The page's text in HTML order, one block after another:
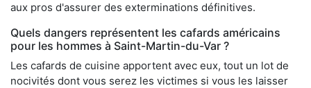
aux pros d'assurer des exterminations définitives.
Quels dangers représentent les cafards américains
pour les hommes à Saint-Martin-du-Var ?
Les cafards de cuisine apportent avec eux, tout un lot de
nocivités dont vous serez les victimes si vous les laisser